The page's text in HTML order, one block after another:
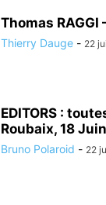
Thomas RAGGI
Thierry Dauge - 22
EDITORS :
Roubaix, 18
Bruno Polaroid - 22